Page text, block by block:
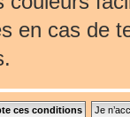
en cas de